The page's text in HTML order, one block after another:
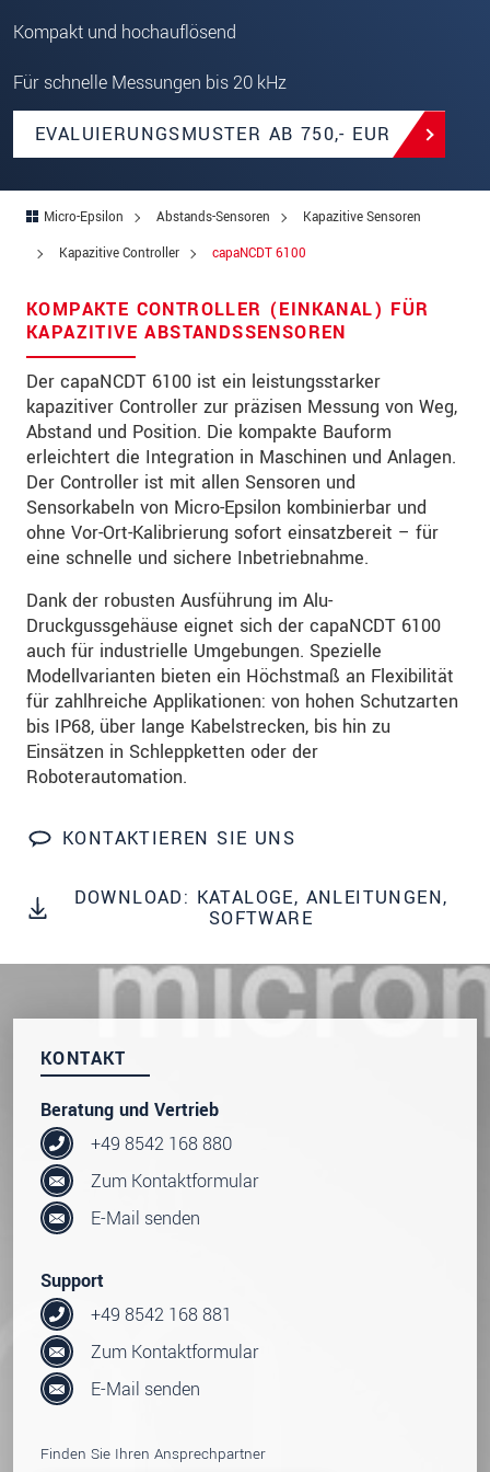
Kompakt und hochauflösend
Für schnelle Messungen bis 20 kHz
EVALUIERUNGSMUSTER AB 750,- EUR
Micro-Epsilon Abstands-Sensoren
Kapazitive Sensoren
Kapazitive Controller
capaNCDT 6100
KOMPAKTE CONTROLLER (EINKANAL) FÜR
KAPAZITIVE ABSTANDSSENSOREN
Der capaNCDT 6100 ist ein leistungsstarker
kapazitiver Controller zur präzisen Messung von Weg,
Abstand und Position. Die kompakte Bauform
erleichtert die Integration in Maschinen und Anlagen.
Der Controller ist mit allen Sensoren und
Sensorkabeln von Micro-Epsilon kombinierbar und
ohne Vor-Ort-Kalibrierung sofort einsatzbereit – für
eine schnelle und sichere Inbetriebnahme.
Dank der robusten Ausführung im Alu-
Druckgussgehäuse eignet sich der capaNCDT 6100
auch für industrielle Umgebungen. Spezielle
Modellvarianten bieten ein Höchstmaß an Flexibilität
für zahlhreiche Applikationen: von hohen Schutzarten
bis IP68, über lange Kabelstrecken, bis hin zu
Einsätzen in Schleppketten oder der
Roboterautomation.
KONTAKTIEREN SIE UNS
DOWNLOAD: KATALOGE, ANLEITUNGEN,
SOFTWARE
KONTAKT
Beratung und Vertrieb
+49 8542 168 880
Zum Kontaktformular
E-Mail senden
Support
+49 8542 168 881
Zum Kontaktformular
E-Mail senden
Finden Sie Ihren Ansprechpartner
Land*
Telefon
Email*
Nachricht*
Bitte halten Sie mich per Mail über
Produktinnovationen auf dem Laufenden
* Pflichtangaben
Wir behandeln Ihre Daten vertraulich. Bitte lesen Sie
dazu unsereDatenschutzerklärung.
SENDEN